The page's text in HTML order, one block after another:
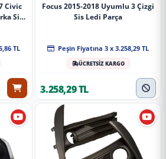
Civic
Sis
TL
Focus 2015-2018 Uyumlu 3 Çizgi
Sis Ledi Parça
Peşin Fiyatına 3 x 3.258,29 TL
ÜCRETSİZ KARGO
3.258,29 TL